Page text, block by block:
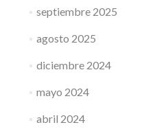
septiembre 2025
agosto 2025
diciembre 2024
mayo 2024
abril 2024